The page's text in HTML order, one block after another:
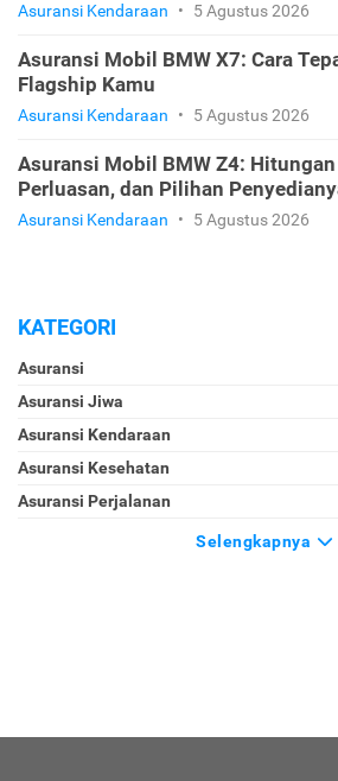
Asuransi Kendaraan • 5 Agustus 2026
Asuransi Mobil BMW X7: Cara
Flagship Kamu
Asuransi Kendaraan • 5 Agustus 2026
Asuransi Mobil BMW Z4:
Perluasan, dan Pilihan
Asuransi Kendaraan • 5 Agustus 2026
KATEGORI
Asuransi
Asuransi Jiwa
Asuransi Kendaraan
Asuransi Kesehatan
Asuransi Perjalanan
Selengkapnya